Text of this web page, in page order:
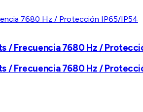
/ Frecuencia 7680 Hz /
/ Frecuencia 7680 Hz /